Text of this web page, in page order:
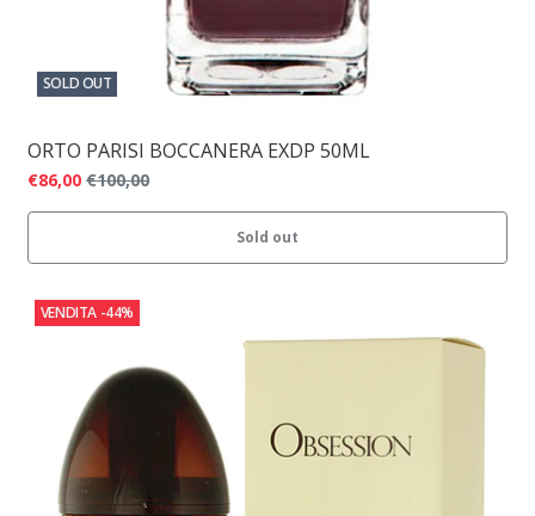
SOLD OUT
ORTO PARISI BOCCANERA EXDP 50ML
€86,00 €100,00
Sold out
VENDITA -44%